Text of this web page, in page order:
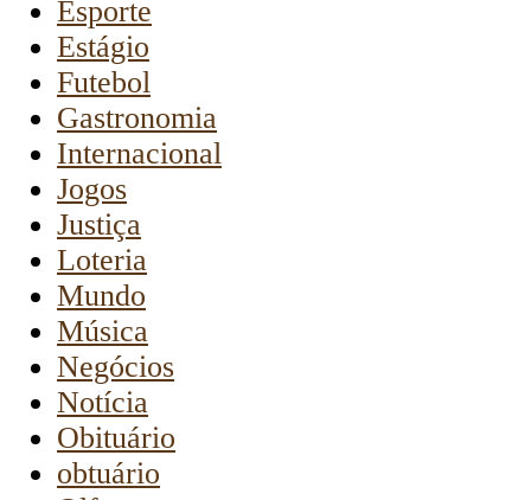
Esporte
Estágio
Futebol
Gastronomia
Internacional
Jogos
Justiça
Loteria
Mundo
Música
Negócios
Notícia
Obituário
obtuário